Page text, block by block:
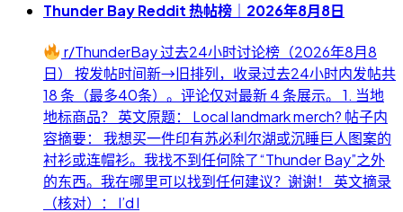
Thunder Bay Reddit 热帖榜｜2026年8月8日
r/ThunderBay 过去24小时讨论榜（2026年8月8
日） 按发帖时间新→旧排列，收录过去24小时内发帖共
18 条（最多40条）。评论仅对最新 4 条展示。 1. 当地
地标商品？ 英文原题： Local landmark merch? 帖子内
容摘要： 我想买一件印有苏必利尔湖或沉睡巨人图案的
衬衫或连帽衫。我找不到任何除了“Thunder Bay”之外
的东西。我在哪里可以找到任何建议？谢谢！ 英文摘录
（核对）： I’d l